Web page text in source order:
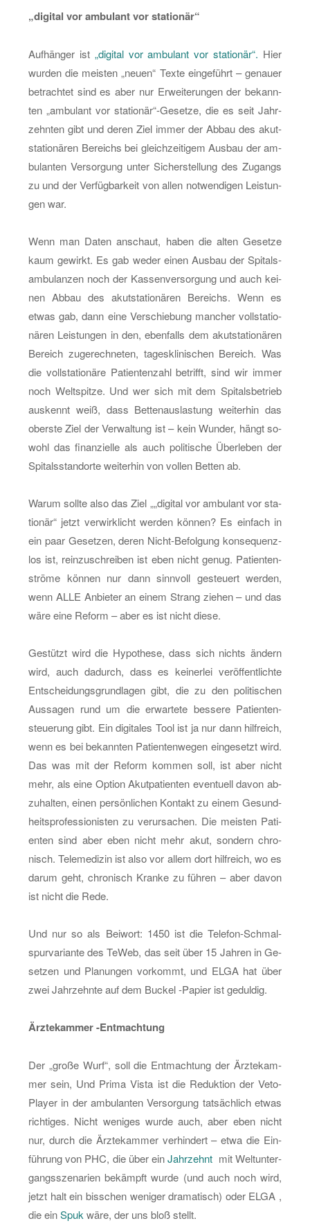
„di­gi­tal vor am­bu­lant vor sta­tio­när“
Auf­hän­ger ist „di­gi­tal vor am­bu­lant vor sta­tio­när“. Hier
wur­den die meis­ten „neuen“ Texte ein­ge­führt – ge­nau­er
be­trach­tet sind es aber nur Er­wei­te­run­gen der be­kann­
ten „am­bu­lant vor sta­tio­när“-Ge­set­ze, die es seit Jahr­
zehn­ten gibt und deren Ziel immer der Abbau des akut­
sta­tio­nä­ren Be­reichs bei gleich­zei­ti­gem Aus­bau der am­
bu­lan­ten Ver­sor­gung unter Si­cher­stel­lung des Zu­gangs
zu und der Ver­füg­bar­keit von allen not­wen­di­gen Leis­tun­
gen war.
Wenn man Daten an­schaut, haben die alten Ge­set­ze
kaum ge­wirkt. Es gab weder einen Aus­bau der Spi­tals­
am­bu­lan­zen noch der Kas­sen­ver­sor­gung und auch kei­
nen Abbau des akut­sta­tio­nä­ren Be­reichs. Wenn es
etwas gab, dann eine Ver­schie­bung man­cher voll­sta­tio­
nä­ren Leis­tun­gen in den, eben­falls dem akut­sta­tio­nä­ren
Be­reich zu­ge­rech­ne­ten, ta­ges­kli­ni­schen Be­reich. Was
die voll­sta­tio­nä­re Pa­ti­en­ten­zahl be­trifft, sind wir immer
noch Welt­spit­ze. Und wer sich mit dem Spi­tals­be­trieb
aus­kennt weiß, dass Bet­ten­aus­las­tung wei­ter­hin das
obers­te Ziel der Ver­wal­tung ist – kein Wun­der, hängt so­
wohl das fi­nan­zi­el­le als auch po­li­ti­sche Über­le­ben der
Spi­tals­stand­or­te wei­ter­hin von vol­len Bet­ten ab.
Warum soll­te also das Ziel „„di­gi­tal vor am­bu­lant vor sta­
tio­när“ jetzt ver­wirk­licht wer­den kön­nen? Es ein­fach in
ein paar Ge­set­zen, deren Nicht-Be­fol­gung kon­se­quenz­
los ist, rein­zu­schrei­ben ist eben nicht genug. Pa­ti­en­ten­
strö­me kön­nen nur dann sinn­voll ge­steu­ert wer­den,
wenn ALLE An­bie­ter an einem Strang zie­hen – und das
wäre eine Re­form – aber es ist nicht diese.
Ge­stützt wird die Hy­po­the­se, dass sich nichts än­dern
wird, auch da­durch, dass es kei­ner­lei ver­öf­fent­lich­te
Ent­schei­dungs­grund­la­gen gibt, die zu den po­li­ti­schen
Aus­sa­gen rund um die er­war­te­te bes­se­re Pa­ti­en­ten­
steue­rung gibt. Ein di­gi­ta­les Tool ist ja nur dann hilf­reich,
wenn es bei be­kann­ten Pa­ti­en­ten­we­gen ein­ge­setzt wird.
Das was mit der Re­form kom­men soll, ist aber nicht
mehr, als eine Op­ti­on Akut­pa­ti­en­ten even­tu­ell davon ab­
zu­hal­ten, einen per­sön­li­chen Kon­takt zu einem Ge­sund­
heits­pro­fes­sio­nis­ten zu ver­ur­sa­chen. Die meis­ten Pa­ti­
en­ten sind aber eben nicht mehr akut, son­dern chro­
nisch. Te­le­me­di­zin ist also vor allem dort hilf­reich, wo es
darum geht, chro­nisch Kran­ke zu füh­ren – aber davon
ist nicht die Rede.
Und nur so als Bei­wort: 1450 ist die Te­le­fon-Schmal­
spur­va­ri­an­te des TeWeb, das seit über 15 Jah­ren in Ge­
set­zen und Pla­nun­gen vor­kommt, und ELGA hat über
zwei Jahr­zehn­te auf dem Bu­ckel -Pa­pier ist ge­dul­dig.
Ärz­te­kam­mer -Ent­mach­tung
Der „große Wurf“, soll die Ent­mach­tung der Ärz­te­kam­
mer sein, Und Prima Vista ist die Re­duk­ti­on der Ve­to-
Play­er in der am­bu­lan­ten Ver­sor­gung tat­säch­lich etwas
rich­ti­ges. Nicht we­ni­ges wurde auch, aber eben nicht
nur, durch die Ärz­te­kam­mer ver­hin­dert – etwa die Ein­
füh­rung von PHC, die über einJahr­zehnt mit Welt­un­ter­
gangs­sze­na­ri­en be­kämpft wurde (und auch noch wird,
jetzt halt ein biss­chen we­ni­ger dra­ma­tisch) oder ELGA ,
die einSpuk wäre, der uns bloß stellt.